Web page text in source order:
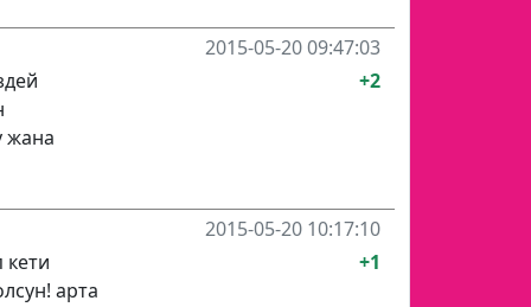
2015-05-20 09:47:03
жана
+2
2015-05-20 10:17:10
арта
+1